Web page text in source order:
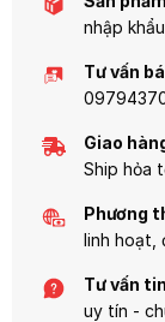
nhập
Tư vấn
Giao
Ship hỏa
Phương
linh hoạt,
Tư vấn
uy tín -